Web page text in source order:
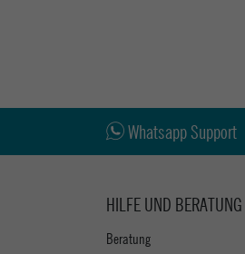
Whatsapp Support
HILFE UND BERATUNG
Beratung